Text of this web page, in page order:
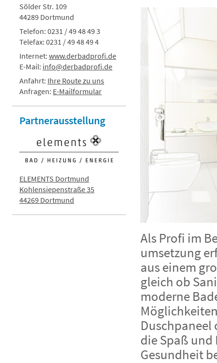
Sölder Str. 109
44289 Dortmund
Telefon: 0231 / 49 48 49 3
Telefax: 0231 / 49 48 49 4
Internet: www.derbadprofi.de
E-Mail: info@derbadprofi.de
Anfahrt: Ihre Route zu uns
Anfragen: E-Mailformular
Partnerausstellung
ELEMENTS Dortmund
Kohlensiepenstraße 35
44269 Dortmund
Als Profi im
umsetzung
aus einem
gleich ob
moderne
Duschpaneel
die Spaß und
Gesundheit